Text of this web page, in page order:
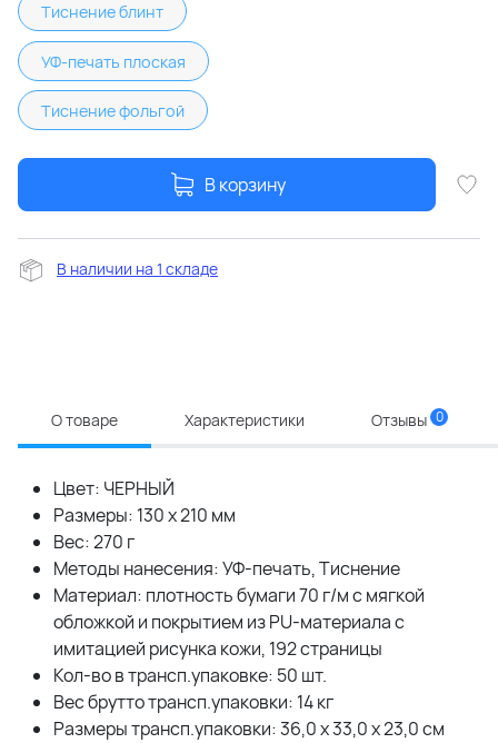
Тиснение блинт
УФ-печать плоская
Тиснение фольгой
В корзину
В наличии на 1 складе
О товаре Характеристики Отзывы 0
Цвет: ЧЕРНЫЙ
Размеры: 130 х 210 мм
Вес: 270 г
Методы нанесения: УФ-печать, Тиснение
Материал: плотность бумаги 70 г/м с мягкой
обложкой и покрытием из PU-материала с
имитацией рисунка кожи, 192 страницы
Кол-во в трансп.упаковке: 50 шт.
Вес брутто трансп.упаковки: 14 кг
Размеры трансп.упаковки: 36,0 x 33,0 x 23,0 см